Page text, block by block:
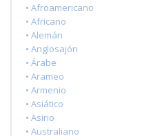
• Afroamericano
• Africano
• Alemán
• Anglosajón
• Árabe
• Arameo
• Armenio
• Asiático
• Asirio
• Australiano